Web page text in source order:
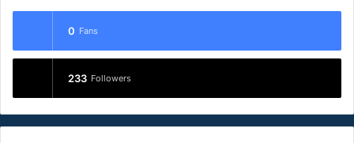
0 Fans
233 Followers